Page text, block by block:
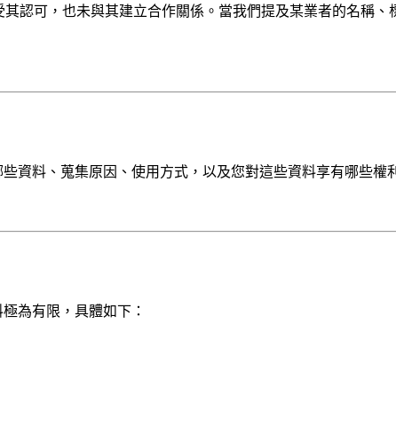
認可，也未與其建立合作關係。當我們提及某業者的名稱
資料、蒐集原因、使用方式，以及您對這些資料享有哪些
為有限，具體如下：